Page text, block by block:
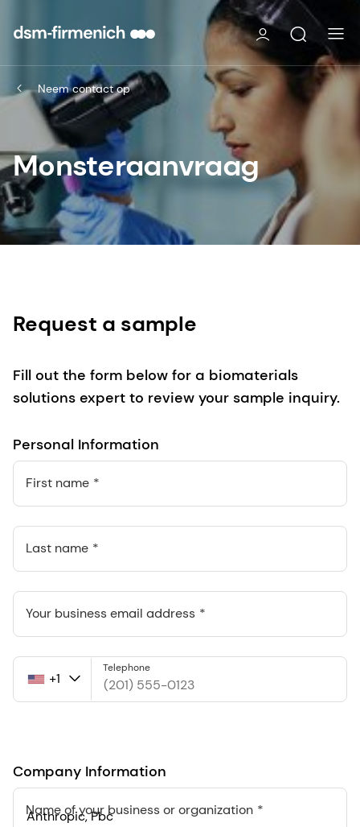
Neem contact op
Monsteraanvraag
Request a sample
Fill out the form below for a biomaterials
solutions expert to review your sample inquiry.
Personal Information
First name
Last name
Your business email address
United
+1
Telephone
Company Information
Name of your business or organization